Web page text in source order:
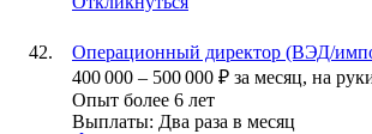
Операционный директор (ВЭД/
400 000 – 500 000 ₽ за месяц, на
Опыт более 6 лет
Выплаты: Два раза в месяц